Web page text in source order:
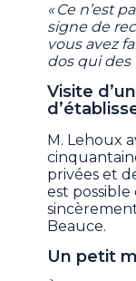
« Ce n’est
signe de
vous avez
dos qui des
Visite
M. Lehoux
privées et
est possible
Beauce.
Un petit